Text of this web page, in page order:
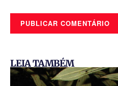
LEIA TAMBÉM